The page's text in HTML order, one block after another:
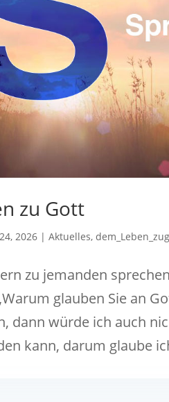
zu Gott
2026 |Aktuelles,
zu jemanden
glauben Sie an
dann würde ich auch
kann, darum glaube